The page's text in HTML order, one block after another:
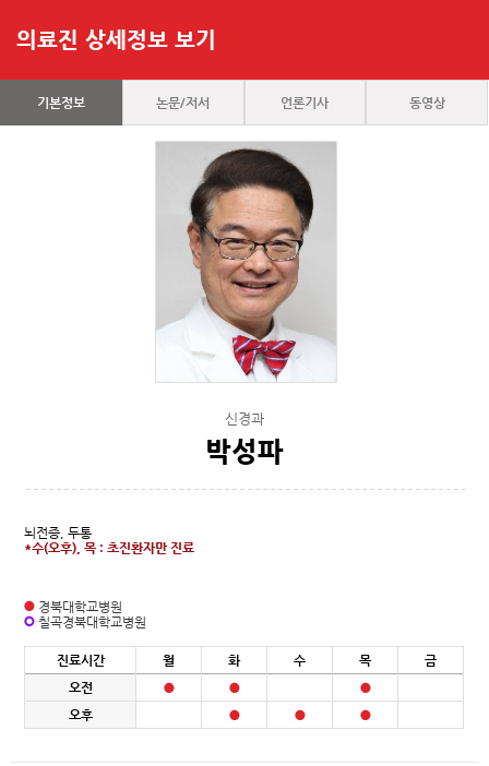
의료진 상세정보 보기
기본정보 논문/저서 언론기사 동영상
신경과
박성파
뇌전증, 두통
*수(오후), 목 : 초진환자만 진료
경북대학교병원
칠곡경북대학교병원
진료시간 월 화 수 목
금
오전
오후